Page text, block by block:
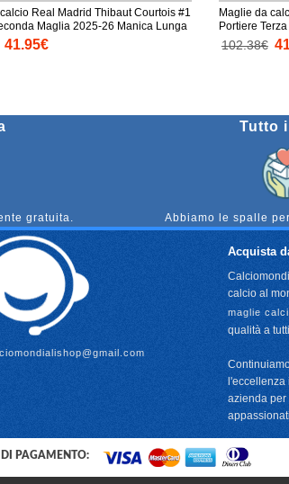
Real Madrid Thibaut Courtois #1
Maglia 2025-26 Manica Lunga
41.95€
Maglie da
Portiere
102.38€
gratuita.
Tutto
Abbiamo le spalle
Acquista
calcio al
maglie
qualità a
azienda per
PAGAMENTO: